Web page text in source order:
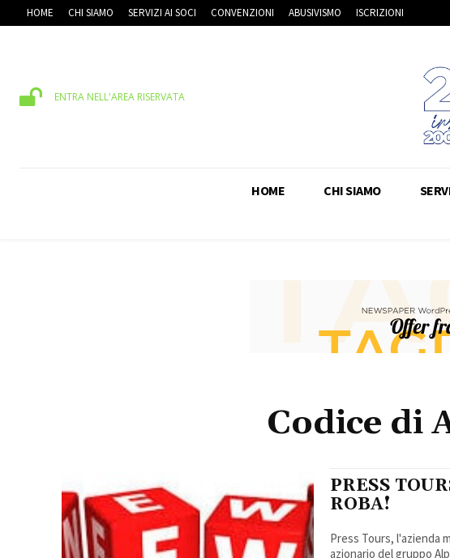
HOME CHI SIAMO SERVIZI AI SOCI CONVENZIONI ABUSIVISMO ISCRIZIONI
ENTRA NELL'AREA RISERVATA
HOME CHI SIAMO
Codice di
PRESS
ROBA!
Press Tours, l'azienda
azionario del gruppo